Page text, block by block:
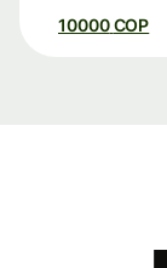
10000 COP